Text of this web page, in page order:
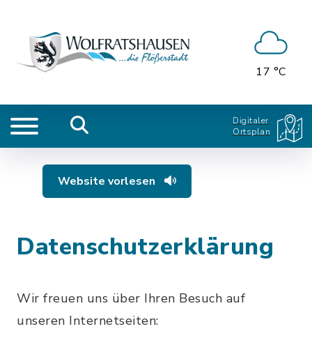
17 °C
Digitaler
Ortsplan
Website vorlesen
Datenschutzerklärung
Wir freuen uns über Ihren Besuch auf
unseren Internetseiten: